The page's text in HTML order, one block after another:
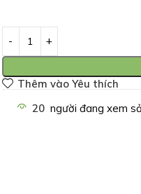
Thêm vào Yêu thích
20 người đang xem